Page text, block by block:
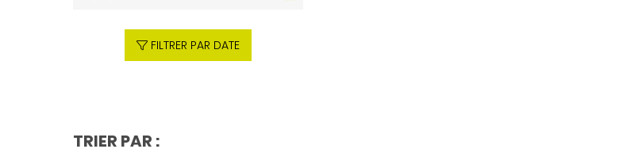
FILTRER PAR DATE
TRIER PAR :